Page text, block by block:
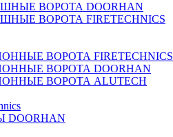
ВОРОТА DOORHAN
ВОРОТА FIRETECHNICS
ВОРОТА FIRETECHNICS
ВОРОТА DOORHAN
ВОРОТА ALUTECH